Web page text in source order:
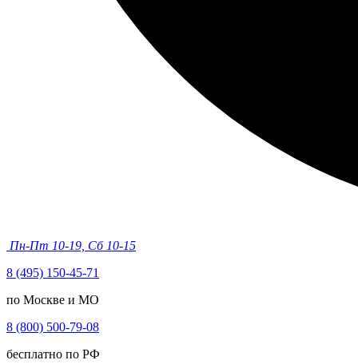
Пн-Пт 10-19, Сб 10-15
8 (495) 150-45-71
по Москве и МО
8 (800) 500-79-08
бесплатно по РФ